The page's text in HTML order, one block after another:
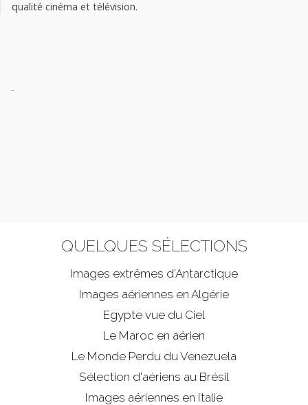
qualité cinéma et télévision.
-
QUELQUES SÉLECTIONS
Images extrêmes d'Antarctique
Images aériennes en Algérie
Egypte vue du Ciel
Le Maroc en aérien
Le Monde Perdu du Venezuela
Sélection d'aériens au Brésil
Images aériennes en Italie